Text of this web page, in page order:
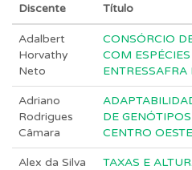
Discente Título
Adalbert
Horvathy
Neto
CONSÓRCIO
COM
Adriano
Rodrigues
Câmara
DE
CENTRO OESTE
Alex da Silva
TAXAS E